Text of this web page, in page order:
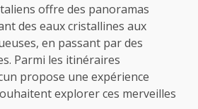
offre des panoramas
des eaux cristallines aux
en passant par des
Parmi les itinéraires
propose une expérience
explorer ces merveilles